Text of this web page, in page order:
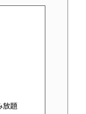
放題